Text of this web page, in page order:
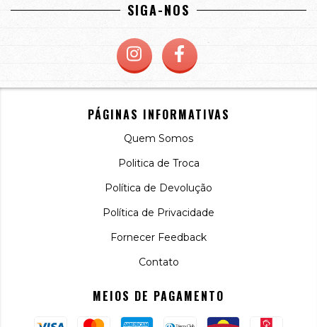
SIGA-NOS
PÁGINAS INFORMATIVAS
Quem Somos
Politica de Troca
Política de Devolução
Política de Privacidade
Fornecer Feedback
Contato
MEIOS DE PAGAMENTO